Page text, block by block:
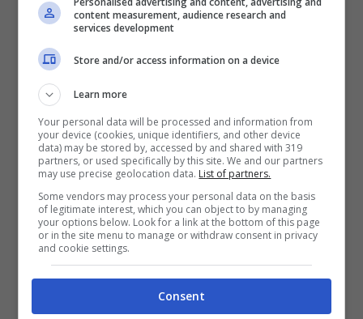
La modella Alice Campello (Screenshot da Instagram)
Alice Campelloè in attesa del suo quarto
figlio, questa volta in casa Morata-
Campello arriverà una femminuccia a
portare altra gioia. Anche con le forme
arrotondate per via della gravidanza si
content measurement, audience research and
services development
Store and/or access information on a device
Learn more
Your personal data will be processed and information from
your device (cookies, unique identifiers, and other device
data) may be stored by, accessed by and shared with 319
partners, or used specifically by this site. We and our partners
may use precise geolocation data. List of partners.
Some vendors may process your personal data on the basis
of legitimate interest, which you can object to by managing
your options below. Look for a link at the bottom of this page
or in the site menu to manage or withdraw consent in privacy
and cookie settings.
Consent